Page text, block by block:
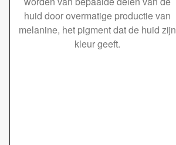
huid door overmatige productie van
melanine, het pigment dat de huid zijn
kleur geeft.